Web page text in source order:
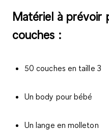
Matériel à prévoir
couches :
50 couches en taille 3
Un body pour bébé
Un lange en molleton